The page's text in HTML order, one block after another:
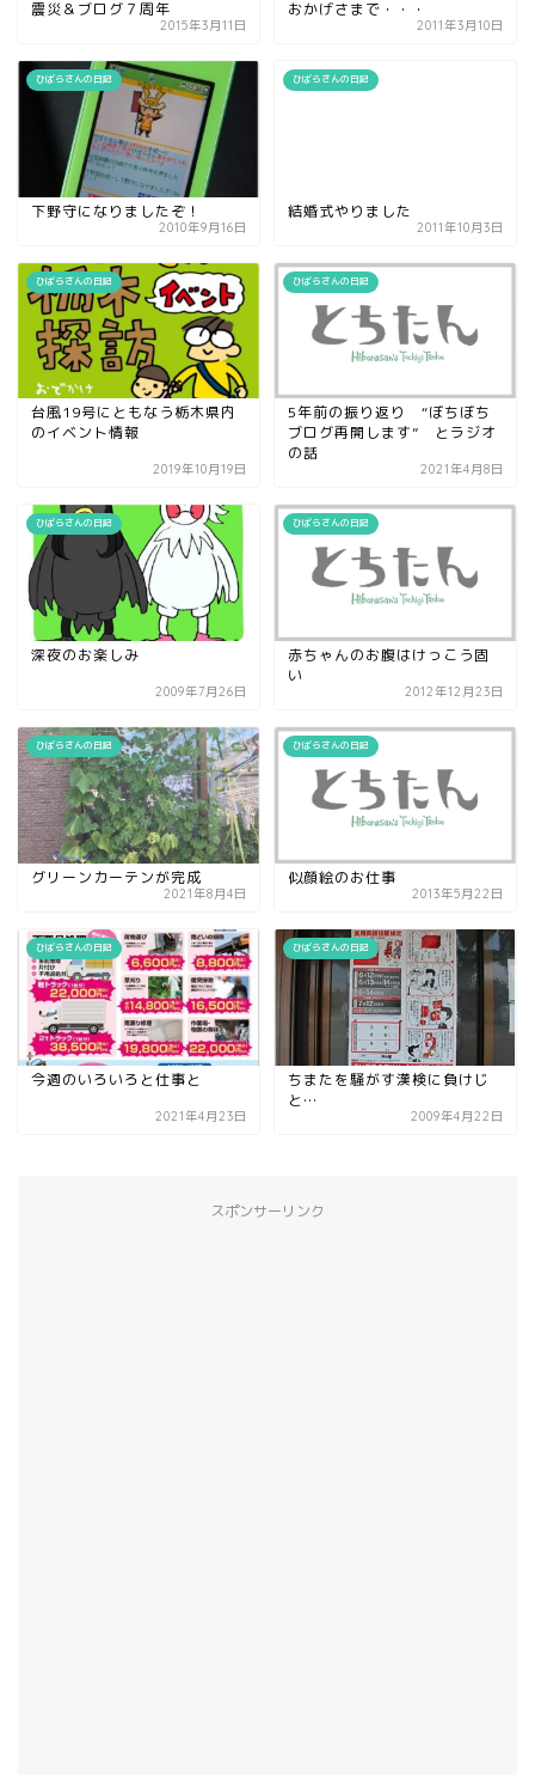
震災＆ブログ７周年
2015年3月11日
おかげさまで・・・
2011年3月10日
ひばらさんの日記
下野守になりましたぞ！
2010年9月16日
ひばらさんの日記
結婚式やりました
2011年10月3日
ひばらさんの日記
台風19号にともなう栃木県内
のイベント情報
2019年10月19日
ひばらさんの日記
5年前の振り返り “ぼちぼち
ブログ再開します” とラジオ
の話
2021年4月8日
ひばらさんの日記
深夜のお楽しみ
2009年7月26日
ひばらさんの日記
赤ちゃんのお腹はけっこう固
い
2012年12月23日
ひばらさんの日記
グリーンカーテンが完成
2021年8月4日
ひばらさんの日記
似顔絵のお仕事
2013年5月22日
ひばらさんの日記
今週のいろいろと仕事と
2021年4月23日
ひばらさんの日記
ちまたを騒がす漢検に負けじ
と…
2009年4月22日
スポンサーリンク